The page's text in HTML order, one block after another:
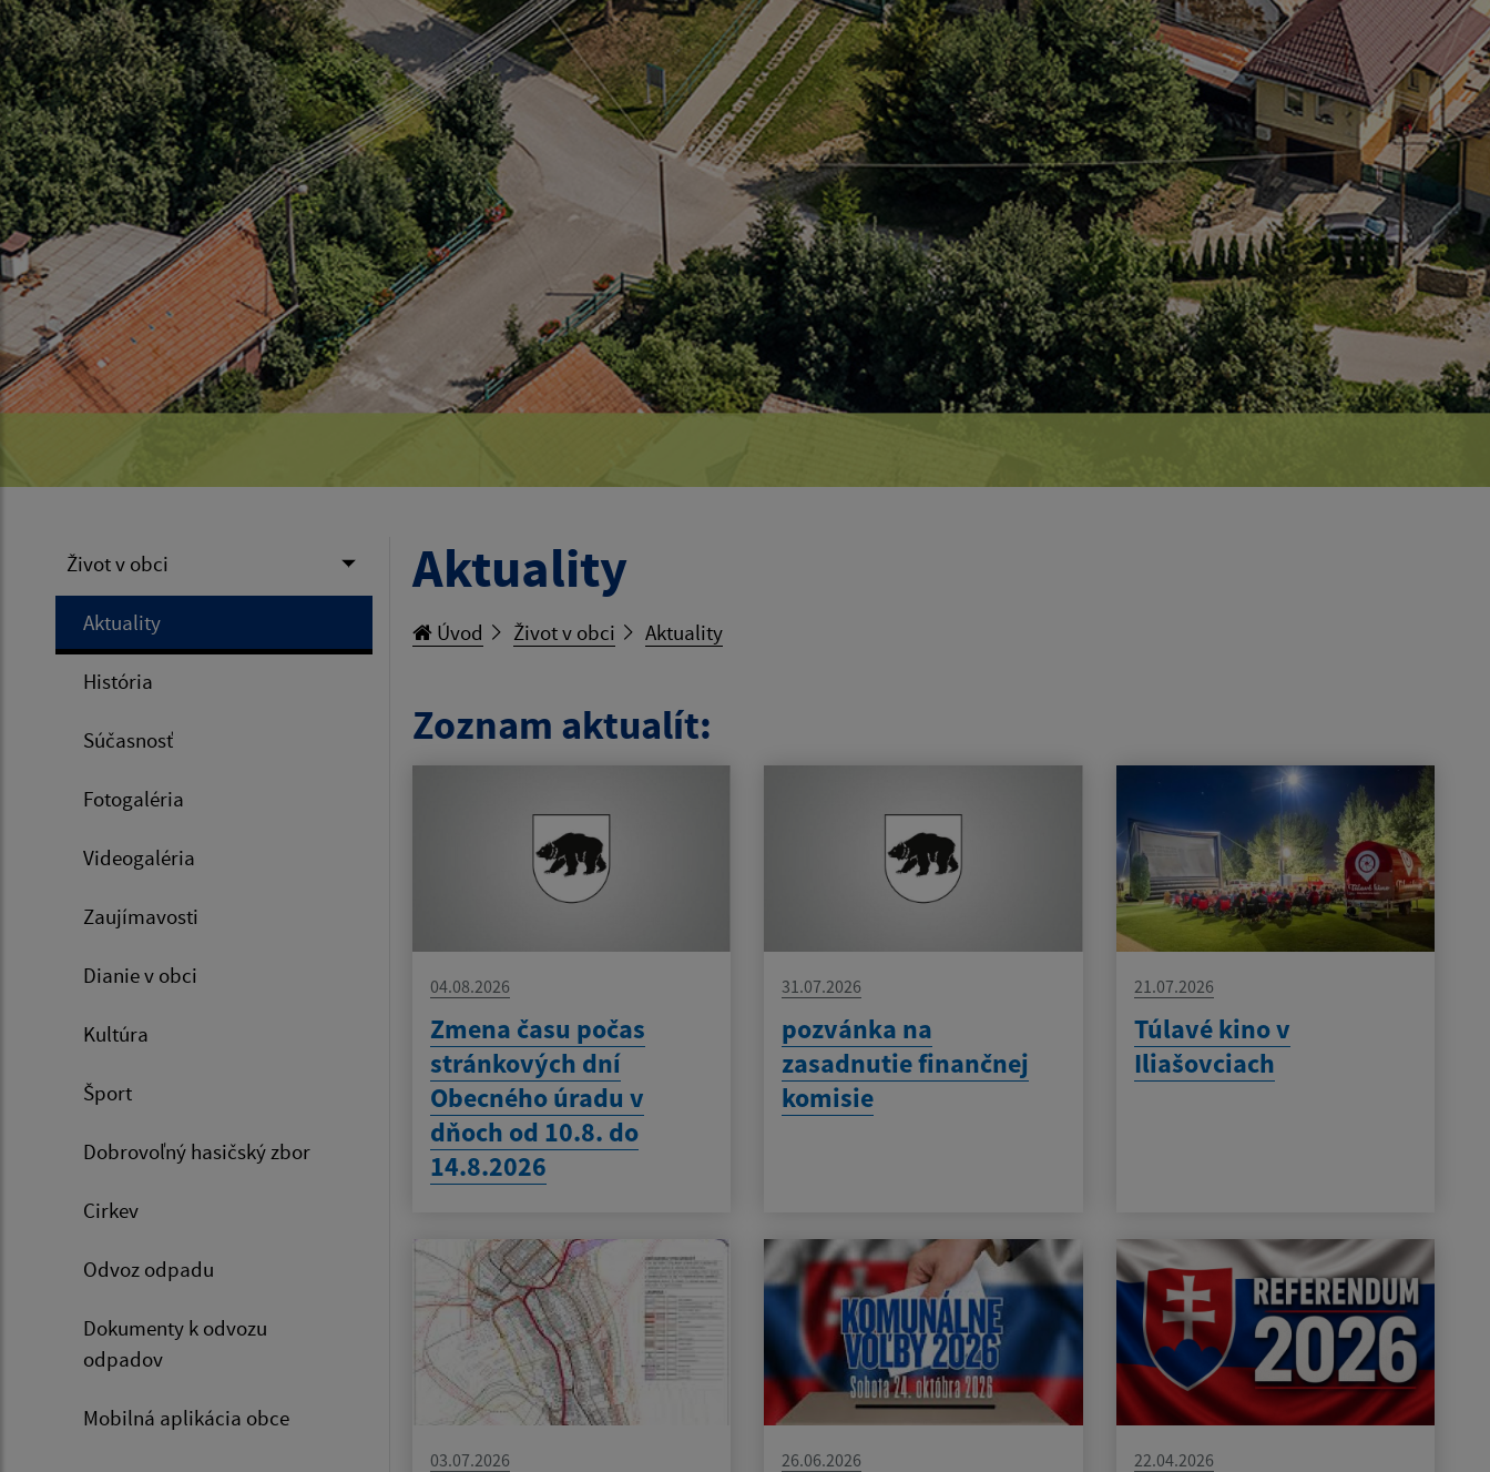
Život v obci
Aktuality
História
Súčasnosť
Fotogaléria
Videogaléria
Zaujímavosti
Dianie v obci
Kultúra
Šport
Dobrovoľný hasičský zbor
Cirkev
Odvoz odpadu
Dokumenty k odvozu
odpadov
Mobilná aplikácia obce
Aktuality
Úvod Život v obci Aktuality
Zoznam aktualít:
04.08.2026
Zmena času počas
stránkových dní
Obecného úradu v
dňoch od 10.8. do
14.8.2026
31.07.2026
pozvánka na
zasadnutie finančnej
komisie
21.07.2026
Túlavé kino v
Iliašovciach
03.07.2026 26.06.2026 22.04.2026